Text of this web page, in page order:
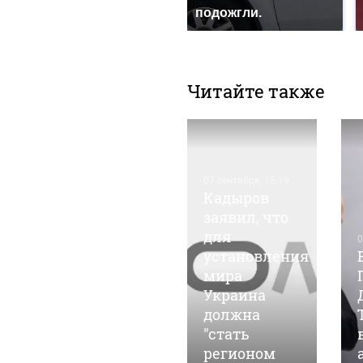
подожгли.
Читайте также
для
установления
мира
Украина
должна
"стать
регионом